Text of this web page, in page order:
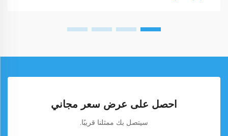
احصل على عرض سعر مجاني
سيتصل بك ممثلنا قريبًا.